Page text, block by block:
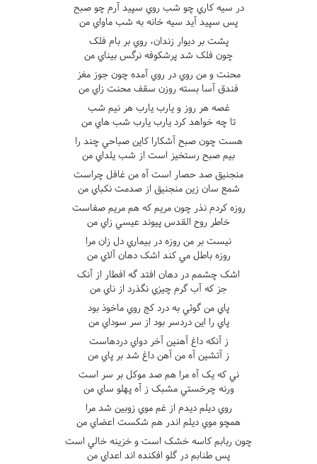
در سيه کاري چو شب روي سپيد آرم چو صبح
پس سپيد آيد سيه خانه به شب ماواي من
پشت بر ديوار زندان، روي بر بام فلک
چون فلک شد پرشکوفه نرگس بيناي من
محنت و من روي در روي آمده چون جوز مغز
فندق آسا بسته روزن سقف محنت زاي من
غصه هر روز و يارب يارب هر نيم شب
تا چه خواهد کرد يارب يارب شب هاي من
هست چون صبح آشکارا کاين صباحي چند را
بيم صبح رستخيز است از شب يلداي من
منجنيق صد حصار است آه من غافل چراست
شمع سان زين منجنيق از صدمت نکباي من
روزه کردم نذر چون مريم که هم مريم صفاست
خاطر روح القدس پيوند عيسي زاي من
نيست بر من روزه در بيماري دل زان مرا
روزه باطل مي کند اشک دهان آلاي من
اشک چشمم در دهان افتد گه افطار از آنک
جز که آب گرم چيزي نگذرد از ناي من
پاي من گوئي به درد کج روي ماخوذ بود
پاي را اين دردسر بود از سر سوداي من
ز آنکه داغ آهنين آخر دواي دردهاست
ز آتشين آه من آهن داغ شد بر پاي من
ني که يک آه مرا هم صد موکل بر سر است
ورنه چرخستي مشبک ز آه پهلو ساي من
روي ديلم ديدم از غم موي زوبين شد مرا
همچو موي ديلم اندر هم شکست اعضاي من
چون ربابم کاسه خشک است و خزينه خالي است
پس طنابم در گلو افکنده اند اعداي من